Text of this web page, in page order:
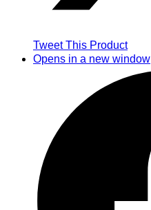
Tweet This Product
Opens in a new window